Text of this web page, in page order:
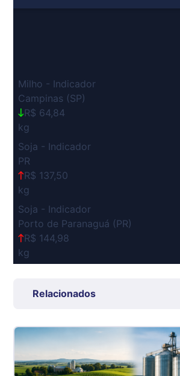
Milho - Indicador
Campinas (SP)
R$ 64,84
kg
Soja - Indicador
PR
R$ 137,50
kg
Soja - Indicador
Porto de Paranaguá (PR)
R$ 144,98
kg
Grande São Paulo (SP)
R$ 7,53
Suíno - Estadual
SP
R$ 5,08
Relacionados